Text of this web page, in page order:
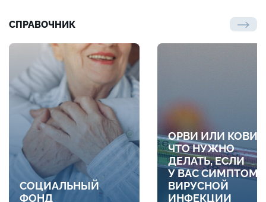
СПРАВОЧНИК
СОЦИАЛЬНЫЙ
ФОНД
ОРВИ ИЛИ
ЧТО НУЖНО
ДЕЛАТЬ, ЕСЛИ
У ВАС
ВИРУСНОЙ
ИНФЕКЦИИ